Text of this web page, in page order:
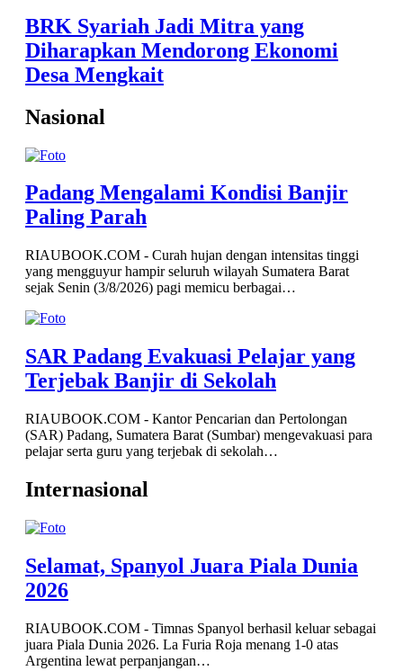
BRK Syariah Jadi Mitra yang
Diharapkan Mendorong Ekonomi
Desa Mengkait
Nasional
Padang Mengalami Kondisi Banjir
Paling Parah
RIAUBOOK.COM - Curah hujan dengan intensitas tinggi
yang mengguyur hampir seluruh wilayah Sumatera Barat
sejak Senin (3/8/2026) pagi memicu berbagai…
SAR Padang Evakuasi Pelajar yang
Terjebak Banjir di Sekolah
RIAUBOOK.COM - Kantor Pencarian dan Pertolongan
(SAR) Padang, Sumatera Barat (Sumbar) mengevakuasi para
pelajar serta guru yang terjebak di sekolah…
Internasional
Selamat, Spanyol Juara Piala Dunia
2026
RIAUBOOK.COM - Timnas Spanyol berhasil keluar sebagai
juara Piala Dunia 2026. La Furia Roja menang 1-0 atas
Argentina lewat perpanjangan…